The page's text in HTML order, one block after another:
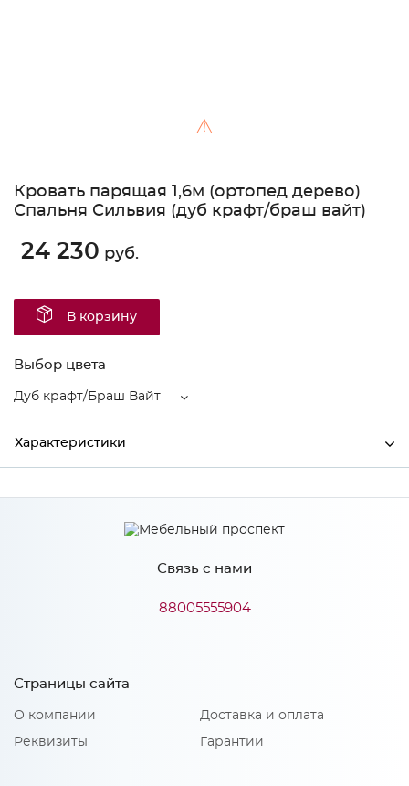
⚠
Кровать парящая 1,6м (ортопед дерево)
Спальня Сильвия (дуб крафт/браш вайт)
24 230 руб.
В корзину
Выбор цвета
Дуб крафт/Браш Вайт
Характеристики
Ширина 1708
1000
2101
МиФ
Материал
Связь с нами
88005555904
Страницы сайта
О компании
Реквизиты
Доставка и оплата
Гарантии